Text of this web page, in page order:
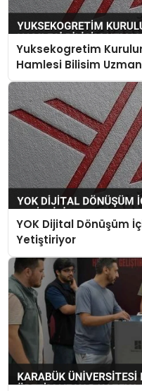
Yuksekogretim
Hamlesi Bilisim
YOK Dijital Dönüşüm
Yetiştiriyor